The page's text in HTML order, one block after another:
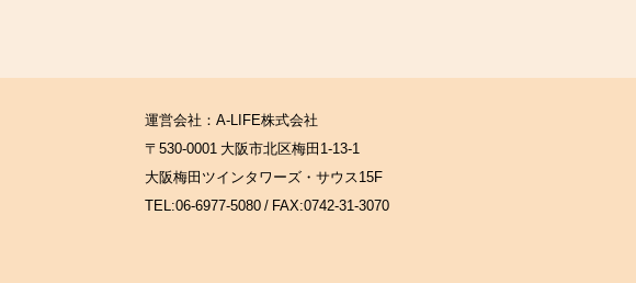
運営会社：A-LIFE株式会社
〒530-0001 大阪市北区梅田1-13-1
大阪梅田ツインタワーズ・サウス15F
TEL:06-6977-5080 / FAX:0742-31-3070